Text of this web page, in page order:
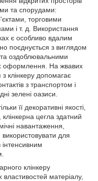
та спорудами:
торговими
і т. д. Використання
є особливо вдалим
поєднується з виглядом
оздоблювальними
оформлення. На жвавих
клінкеру допомагає
з транспортом і
зелені оазиси.
її декоративні якості,
цегла здатний
навантаження,
для
клінкеру
властивостей матеріалу,